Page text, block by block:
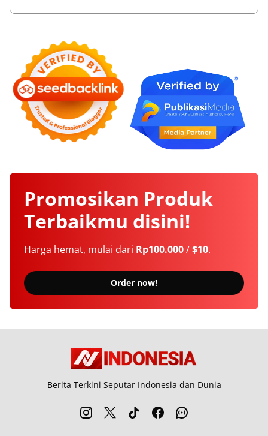
Promosikan Produk
Terbaikmu disini!
Harga hemat, mulai dari Rp100.000/$10.
Order now!
Berita Terkini Seputar Indonesia dan Dunia